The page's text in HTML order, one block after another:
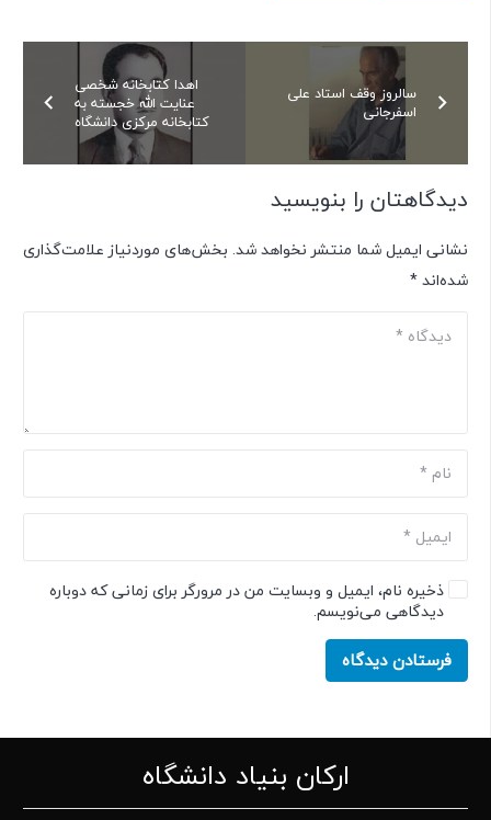
اهدا کتابخانه شخصی
عنایت الله خجسته به
کتابخانه مرکزی دانشگاه
سالروز وقف استاد علی
اسفرجانی
دیدگاهتان را بنویسید
نشانی ایمیل شما منتشر نخواهد شد. بخش‌های موردنیاز علامت‌گذاری
شده‌اند*
ذخیره نام، ایمیل و وبسایت من در مرورگر برای زمانی که دوباره
دیدگاهی می‌نویسم.
فرستادن دیدگاه
ارکان بنیاد دانشگاه